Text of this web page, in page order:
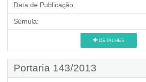
Data de Publicação:
Súmula:
DETALHES
Portaria 143/2013